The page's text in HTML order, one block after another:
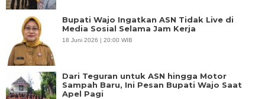
Bupati Wajo Ingatkan ASN Tidak Live di
Media Sosial Selama Jam Kerja
18 Juni 2026 | 20:00 WIB
Dari Teguran untuk ASN hingga Motor
Sampah Baru, Ini Pesan Bupati Wajo Saat
Apel Pagi